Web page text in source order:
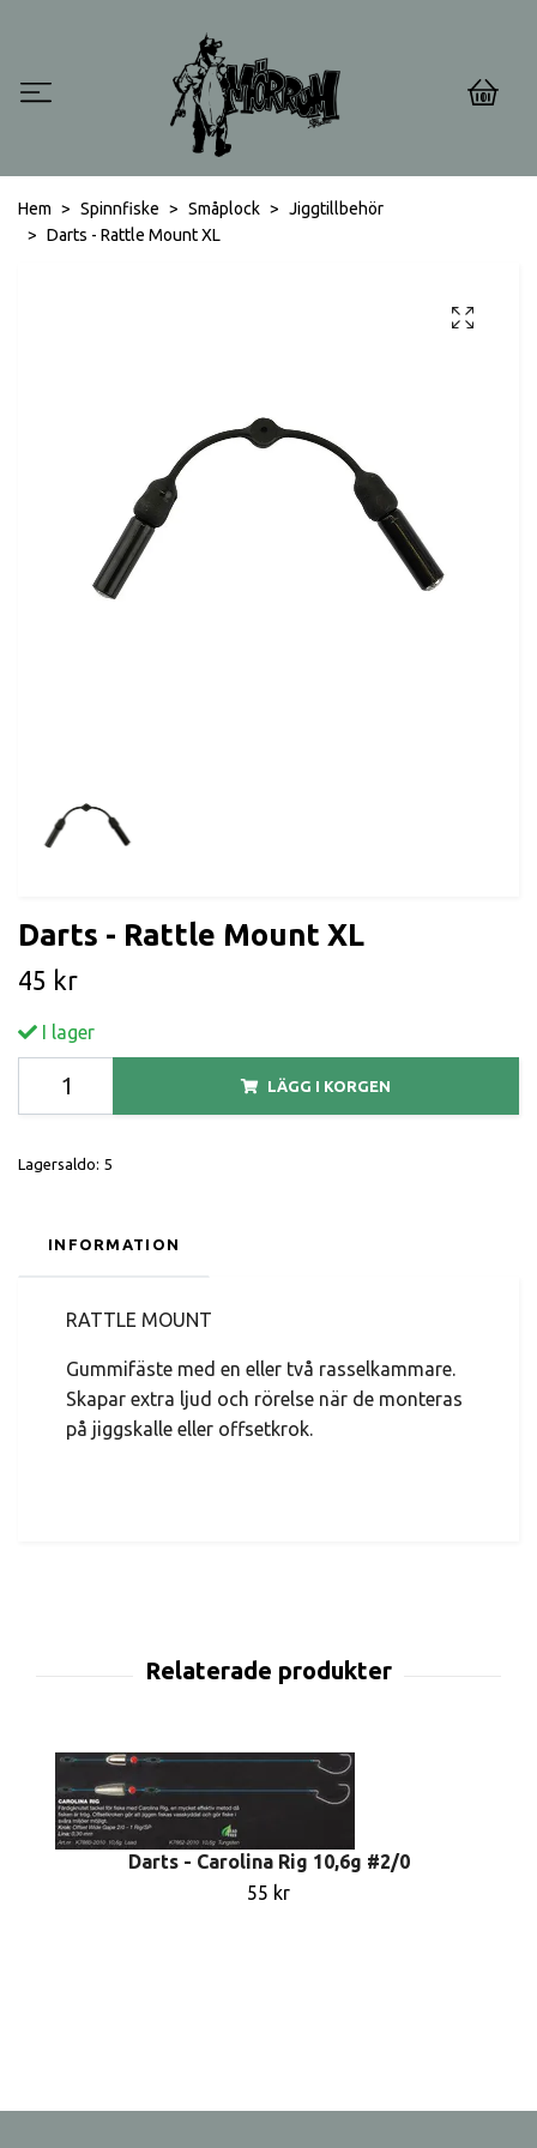
0
Hem Spinnfiske Småplock
Jiggtillbehör
Darts - Rattle Mount XL
Darts - Rattle Mount XL
45 kr
I lager
LÄGG I KORGEN
Lagersaldo: 5
INFORMATION
RATTLE MOUNT
Gummifäste med en eller två rasselkammare.
Skapar extra ljud och rörelse när de monteras
på jiggskalle eller offsetkrok.
Darts - Carolina Rig 10,6g #2/0
55 kr